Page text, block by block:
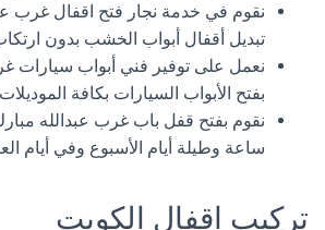
نقوم في خدمة نجار فتح اقفال غرب
تبديل أقفال أبواب الخشب بدون
نعمل على توفير فني أبواب سيارات
بفتح الأبواب السيارات بكافة
ساعة وطيلة أيام الأسبوع وفي أيام
تركيب اقفال الكويت